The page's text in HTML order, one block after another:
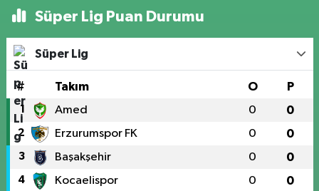
Süper Lig Puan Durumu
Süper Lig
# Takım O P
1 Amed 0 0
2 Erzurumspor FK 0 0
3 Başakşehir 0 0
4 Kocaelispor 0 0